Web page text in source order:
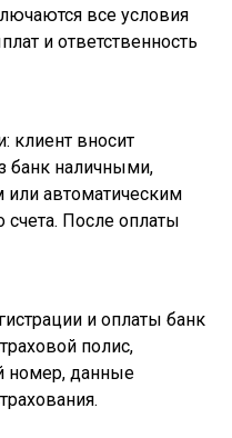
все условия
и ответственность
клиент вносит
банк наличными,
автоматическим
счета. После оплаты
и оплаты банк
полис,
номер, данные